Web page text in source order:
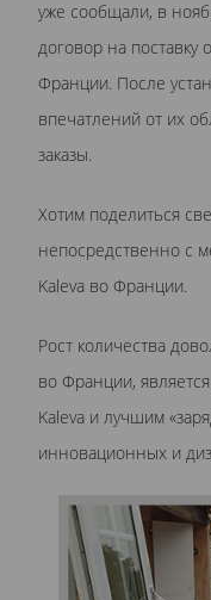
уже сообщали, в
договор на поставку
Франции. После
впечатлений от их
заказы.
Хотим поделиться
непосредственно с
Kaleva во Франции.
Рост количества
во Франции,
Kaleva и лучшим
инновационных и